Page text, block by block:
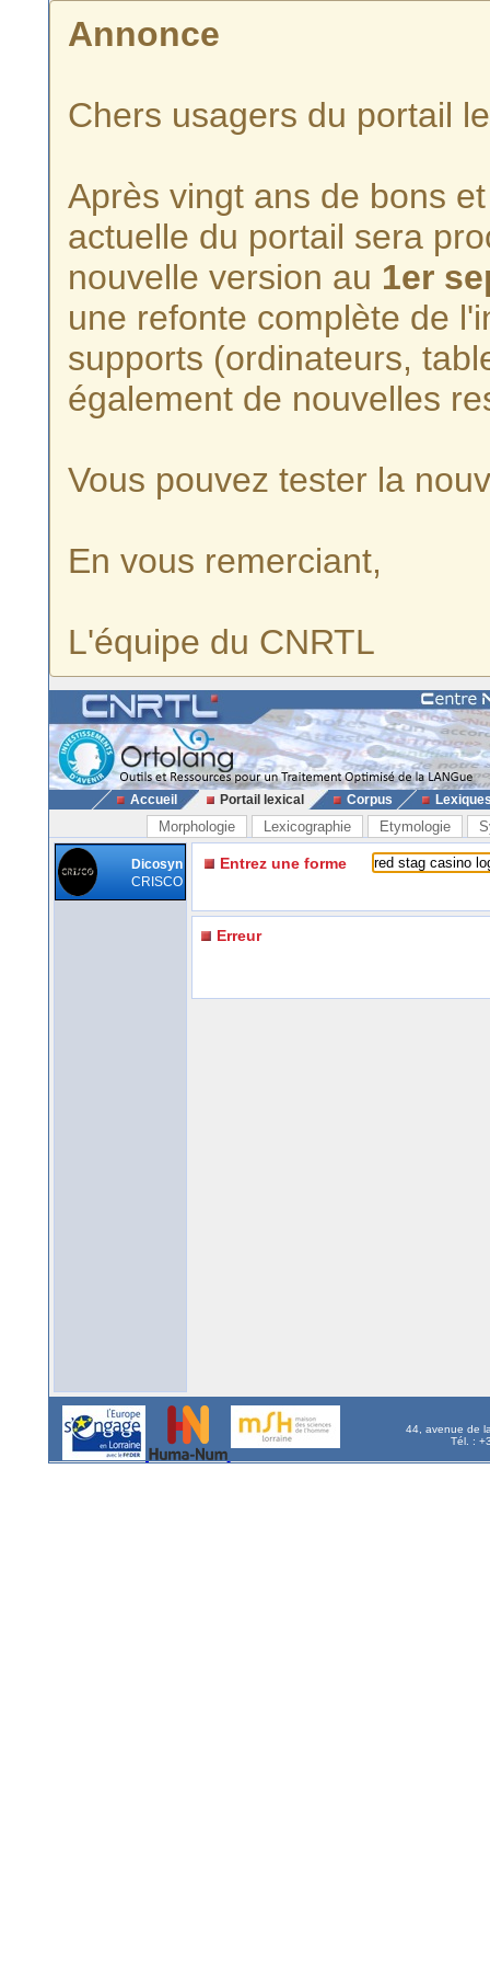
Annonce
Chers usagers du portail
Après vingt ans de bons
actuelle du portail sera
nouvelle version au 1er
une refonte complète de
supports (ordinateurs,
également de nouvelles
Vous pouvez tester la
En vous remerciant,
L'équipe du CNRTL
Accueil Portail lexical Corpus
Morphologie Lexicographie Etymologie
Dicosyn
CRISCO
Entrez une forme
Erreur
44, avenue de
Tél. :